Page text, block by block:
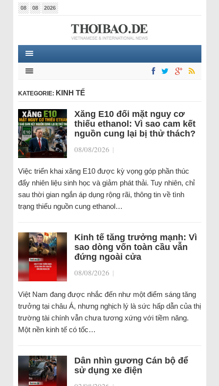
08 08 2026
KATEGORIE: KINH TẾ
Xăng E10 đối mặt nguy cơ
thiếu ethanol: Vì sao cam kết
nguồn cung lại bị thử thách?
08/08/2026 |
Việc triển khai xăng E10 được kỳ vọng góp phần thúc
đẩy nhiên liệu sinh học và giảm phát thải. Tuy nhiên, chỉ
sau thời gian ngắn áp dụng rộng rãi, thông tin về tình
trạng thiếu nguồn cung ethanol…
Kinh tế tăng trưởng mạnh: Vì
sao dòng vốn toàn cầu vẫn
đứng ngoài cửa
08/08/2026 |
Việt Nam đang được nhắc đến như một điểm sáng tăng
trưởng tại châu Á, nhưng nghịch lý là sức hấp dẫn của thị
trường tài chính vẫn chưa tương xứng với tiềm năng.
Một nền kinh tế có tốc…
Dân nhìn gương Cán bộ để
sử dụng xe điện